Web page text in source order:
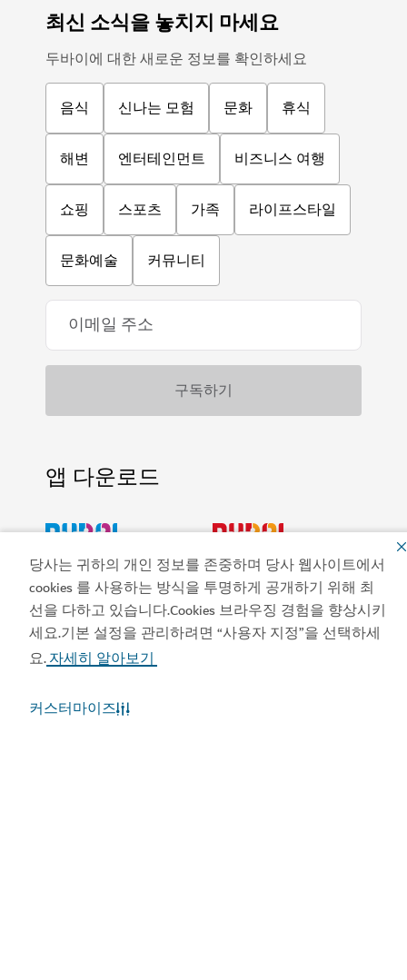
당사는 귀하의 개인 정보를 존중하며 당사 웹사이트에서
cookies 를 사용하는 방식을 투명하게 공개하기 위해 최
선을 다하고 있습니다.Cookies 브라우징 경험을 향상시키
세요.기본 설정을 관리하려면 “사용자 지정”을 선택하세
요.자세히 알아보기
커스터마이즈
최신 소식을 놓치지 마세요
두바이에 대한 새로운 정보를 확인하세요
음식 신나는 모험 문화 휴식
해변 엔터테인먼트 비즈니스 여행
쇼핑 스포츠 가족 라이프스타일
문화예술 커뮤니티
앱 다운로드
Visit Dubai 앱 보기 Visit Dubai 캘린더 보기